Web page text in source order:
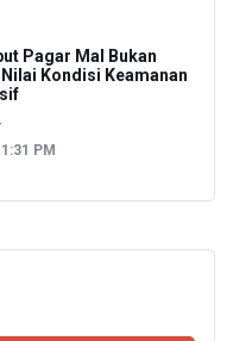
Pagar Mal Bukan
Kondisi Keamanan
PM